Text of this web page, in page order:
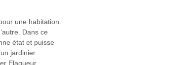
une habitation.
Dans ce
état et puisse
jardinier
Elagueur